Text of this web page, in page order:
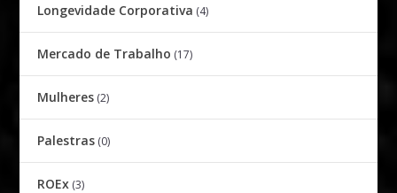
Longevidade Corporativa (4)
Mercado de Trabalho (17)
Mulheres (2)
Palestras (0)
ROEx (3)